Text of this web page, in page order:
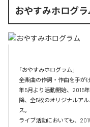
おやすみホログラ
「おやすみホログラム」
全楽曲の作詞・作曲を⼿が
年5⽉より活動開始、2015
降、全5枚のオリジナルアル
ス。
ライブ活動においても、